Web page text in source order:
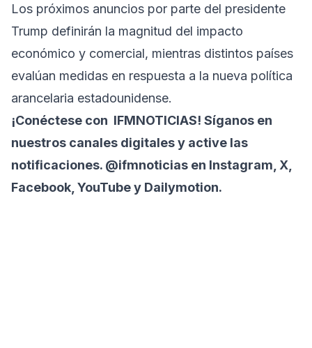
Los próximos anuncios por parte del presidente
Trump definirán la magnitud del impacto
económico y comercial, mientras distintos países
evalúan medidas en respuesta a la nueva política
arancelaria estadounidense.
¡Conéctese con IFMNOTICIAS! Síganos en
nuestros canales digitales y active las
notificaciones. @ifmnoticias en Instagram, X,
Facebook, YouTube y Dailymotion.